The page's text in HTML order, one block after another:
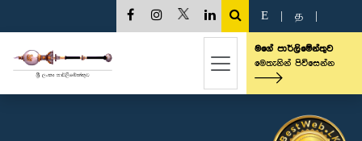
E த
මගේ පාර්ලිමේන්තුව
මෙතැනින් පිවිසෙන්න